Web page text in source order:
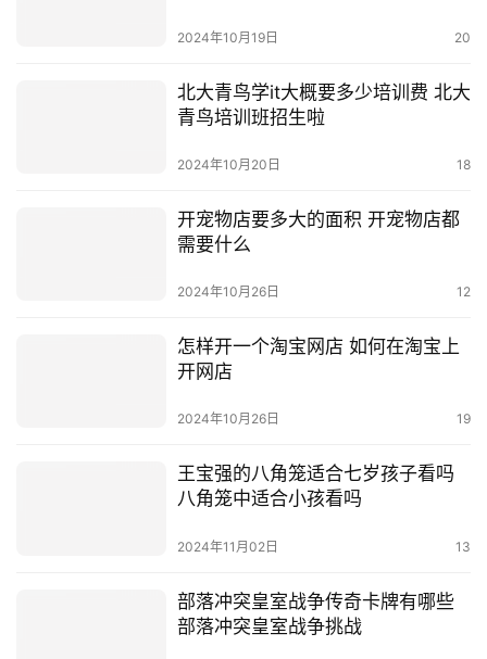
2024年10月19日 20
北大青鸟学it大概要多少培训费 北大
青鸟培训班招生啦
2024年10月20日 18
开宠物店要多大的面积 开宠物店都
需要什么
2024年10月26日 12
怎样开一个淘宝网店 如何在淘宝上
开网店
2024年10月26日 19
王宝强的八角笼适合七岁孩子看吗
八角笼中适合小孩看吗
2024年11月02日 13
部落冲突皇室战争传奇卡牌有哪些
部落冲突皇室战争挑战